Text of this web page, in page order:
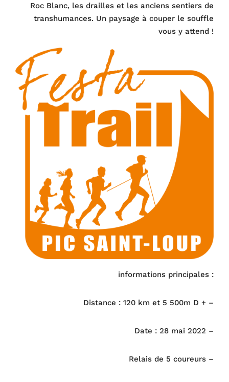
Roc Blanc, les drailles et les anciens sentiers de
transhumances. Un paysage à couper le souffle
vous y attend !
informations principales :
Distance : 120 km et 5 500m D + –
Date : 28 mai 2022 –
Relais de 5 coureurs –